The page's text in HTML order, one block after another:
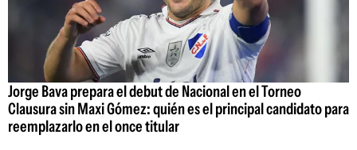
Jorge Bava prepara el debut de Nacional en el Torneo
Clausura sin Maxi Gómez: quién es el principal candidato para
reemplazarlo en el once titular